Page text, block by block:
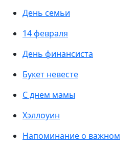
День семьи
14 февраля
День финансиста
Букет невесте
С днем мамы
Хэллоуин
Напоминание о важном